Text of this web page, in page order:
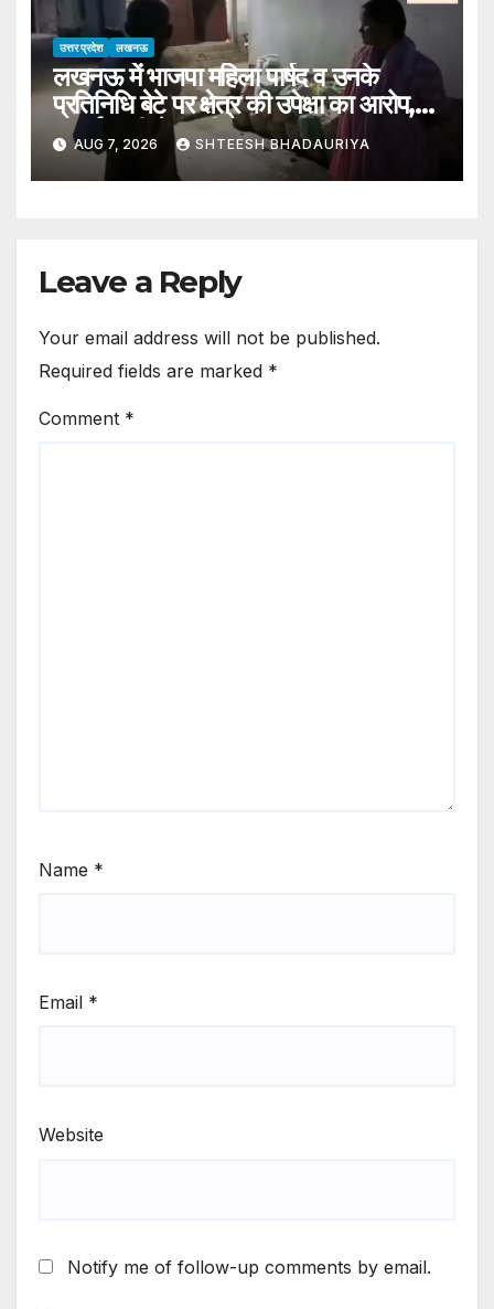
उत्तर प्रदेश लखनऊ
लखनऊ में भाजपा महिला पार्षद व उनके
प्रतिनिधि बेटे पर क्षेत्र की उपेक्षा का आरोप,
प्रदर्शन की चेतावनी
AUG 7, 2026 SHTEESH BHADAURIYA
Leave a Reply
Your email address will not be published.
Required fields are marked *
Comment *
Name *
Email *
Website
Notify me of follow-up comments by email.